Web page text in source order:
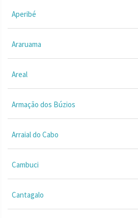
Aperibé
Araruama
Areal
Armação dos Búzios
Arraial do Cabo
Cambuci
Cantagalo